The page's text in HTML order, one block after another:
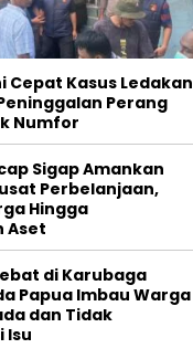
Cepat Kasus Ledakan
Perang
Numfor
Sigap Amankan
Perbelanjaan,
Hingga
Aset
di Karubaga
Papua Imbau Warga
dan Tidak
Isu